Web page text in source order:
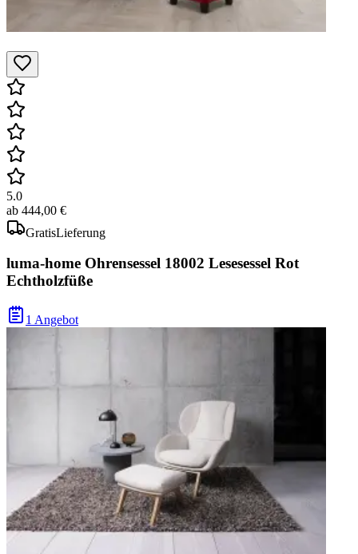
5.0
ab 444,00 €
GratisLieferung
luma-home Ohrensessel 18002 Lesesessel Rot
Echtholzfüße
1 Angebot